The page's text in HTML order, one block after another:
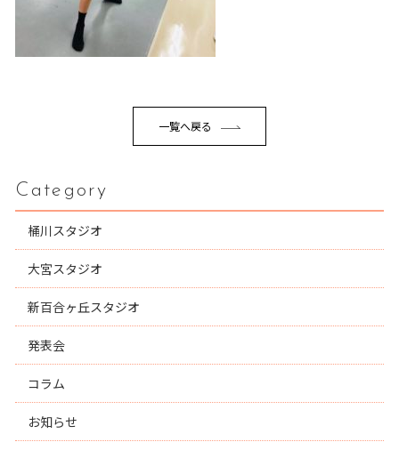
一覧へ戻る
Category
桶川スタジオ
大宮スタジオ
新百合ヶ丘スタジオ
発表会
コラム
お知らせ